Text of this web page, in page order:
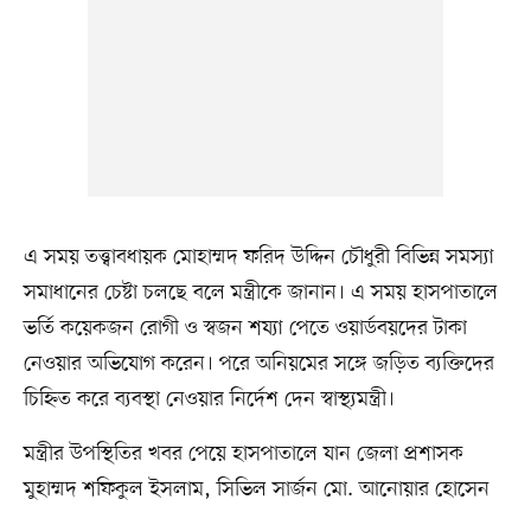
এ সময় তত্ত্বাবধায়ক মোহাম্মদ ফরিদ উদ্দিন চৌধুরী বিভিন্ন সমস্যা
সমাধানের চেষ্টা চলছে বলে মন্ত্রীকে জানান। এ সময় হাসপাতালে
ভর্তি কয়েকজন রোগী ও স্বজন শয্যা পেতে ওয়ার্ডবয়দের টাকা
নেওয়ার অভিযোগ করেন। পরে অনিয়মের সঙ্গে জড়িত ব্যক্তিদের
চিহ্নিত করে ব্যবস্থা নেওয়ার নির্দেশ দেন স্বাস্থ্যমন্ত্রী।
মন্ত্রীর উপস্থিতির খবর পেয়ে হাসপাতালে যান জেলা প্রশাসক
মুহাম্মদ শফিকুল ইসলাম, সিভিল সার্জন মো. আনোয়ার হোসেন